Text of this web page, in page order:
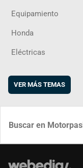
Equipamiento
Honda
Eléctricas
VER MÁS TEMAS